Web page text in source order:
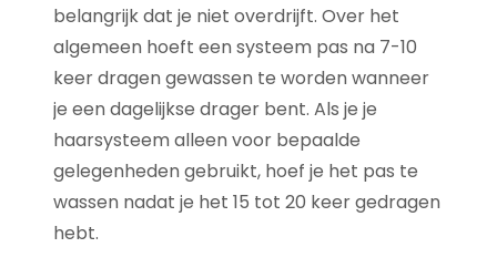
belangrijk dat je niet overdrijft. Over het
algemeen hoeft een systeem pas na 7-10
keer dragen gewassen te worden wanneer
je een dagelijkse drager bent. Als je je
haarsysteem alleen voor bepaalde
gelegenheden gebruikt, hoef je het pas te
wassen nadat je het 15 tot 20 keer gedragen
hebt.